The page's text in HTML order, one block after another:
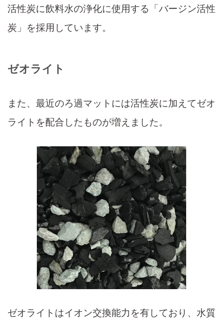
活性炭に飲料水の浄化に使用する「バージン活性
炭」を採用しています。
ゼオライト
また、最近のろ過マットには活性炭に加えてゼオ
ライトを配合したものが増えました。
ゼオライトはイオン交換能力を有しており、水質